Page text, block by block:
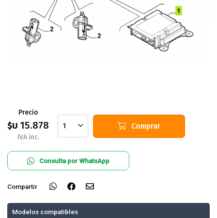
Precio
$U 15.878
IVA inc.
1 Comprar
Consulta por WhatsApp
Compartir
Modelos compatibles